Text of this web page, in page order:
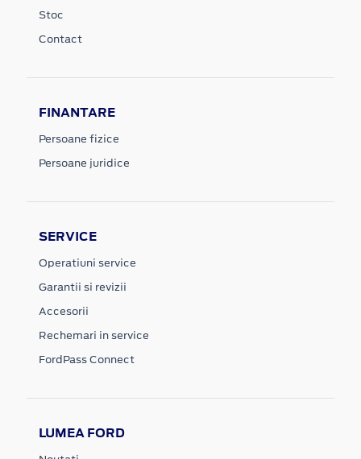
Stoc
Contact
FINANTARE
Persoane fizice
Persoane juridice
SERVICE
Operatiuni service
Garantii si revizii
Accesorii
Rechemari in service
FordPass Connect
LUMEA FORD